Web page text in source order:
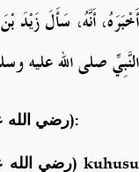
أَخْبَرَهُ، أَنَّهُ، سَأَلَ زَيْدَ
النَّبِيِّ صلى الله عليه
(رضي الله عنه):
(رضي الله عنه) kuhusu